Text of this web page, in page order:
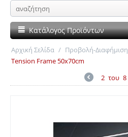
Κατάλογος Προϊόντων
Αρχική Σελίδα / Προβολή-Διαφήμιση
Tension Frame 50x70cm
2 του 8